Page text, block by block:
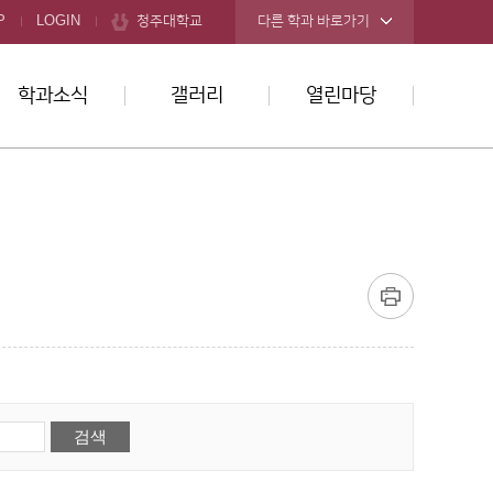
LOGIN 청주대학교 다른 학과 바로가기
학과소식 갤러리 열린마당